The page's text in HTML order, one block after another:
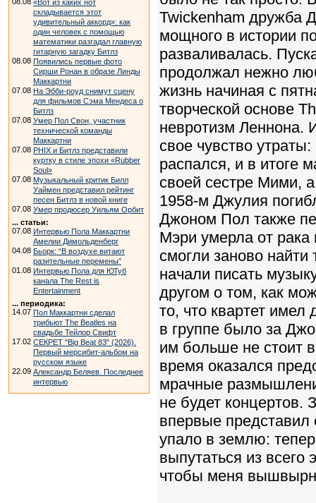
«Вот из каких нот
складывается этот
удивительный аккорд»: как
один человек с помощью
математики разгадал главную
гитарную загадку Битлз
08.08 Появились первые фото
Сирши Ронан в образе Линды
Маккартни
07.08 На Эбби-роуд снимут сцену
для фильмов Сэма Мендеса о
Битлз
07.08 Умер Пол Свон, участник
технической команды
Маккартни
07.08 PHIX и Битлз представили
куртку в стиле эпохи «Rubber
Soul»
07.08 Музыкальный критик Билл
Уаймен представил рейтинг
песен Битлз в новой книге
07.08 Умер продюсер Уильям Орбит
... статьи:
07.08 Интервью Пола Маккартни
Амелии Димольденберг
04.08 Бьорк: “В воздухе витают
разительные перемены”
01.08 Интервью Пола для ЮТуб
канала The Rest is
Entertainment
... периодика:
14.07 Пол Маккартни сделал
трибьют The Beatles на
свадьбе Тейлор Свифт
17.02 СЕКРЕТ "Big Beat 83" (2026).
Первый мерсибит-альбом на
русском языке
22.09 Александр Беляев. Последнее
интервью
Twickenham дружба
мощного в истории
разваливалась.
продолжал нежно
жизнь начиная с
творческой основе
невротизм Леннона.
свое чувство
распался, и в итоге
своей сестре Мими,
1958‑м Джулия
Джоном Пол также
Мэри умерла от рака
смогли заново
начали писать
другом о том, как
то, что квартет
в группе было за
им больше не стоит
время оказался
мрачные
не будет концертов.
впервые представил
упало в землю:
выпутаться из
чтобы меня